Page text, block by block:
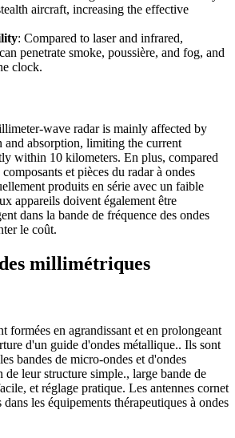
aircraft, increasing the effective
: Compared to laser and infrared,
penetrate smoke, poussière, and fog, and
clock.
wave radar is mainly affected by
and absorption, limiting the current
within 10 kilometers. En plus, compared
composants et pièces du radar à ondes
produits en série avec un faible
appareils doivent également être
dans la bande de fréquence des ondes
le coût.
millimétriques
formées en agrandissant et en prolongeant
d'un guide d'ondes métallique.. Ils sont
bandes de micro-ondes et d'ondes
leur structure simple., large bande de
et réglage pratique. Les antennes cornet
les équipements thérapeutiques à ondes